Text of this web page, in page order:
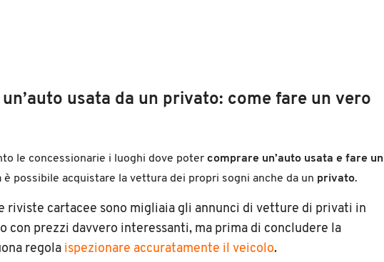
usata da un privato: come fare un vero
le concessionarie i luoghi dove poter comprare un’auto usata e fare un
è possibile acquistare la vettura dei propri sogni anche da un privato.
riviste cartacee sono migliaia gli annunci di vetture di privati in
con prezzi davvero interessanti, ma prima di concludere la
regola ispezionare accuratamente il veicolo.